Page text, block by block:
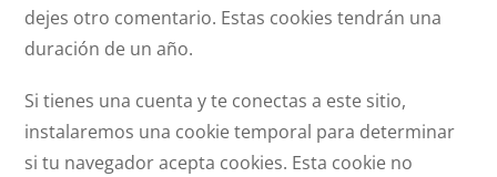
dejes otro comentario. Estas cookies tendrán una
duración de un año.
Si tienes una cuenta y te conectas a este sitio,
instalaremos una cookie temporal para determinar
si tu navegador acepta cookies. Esta cookie no